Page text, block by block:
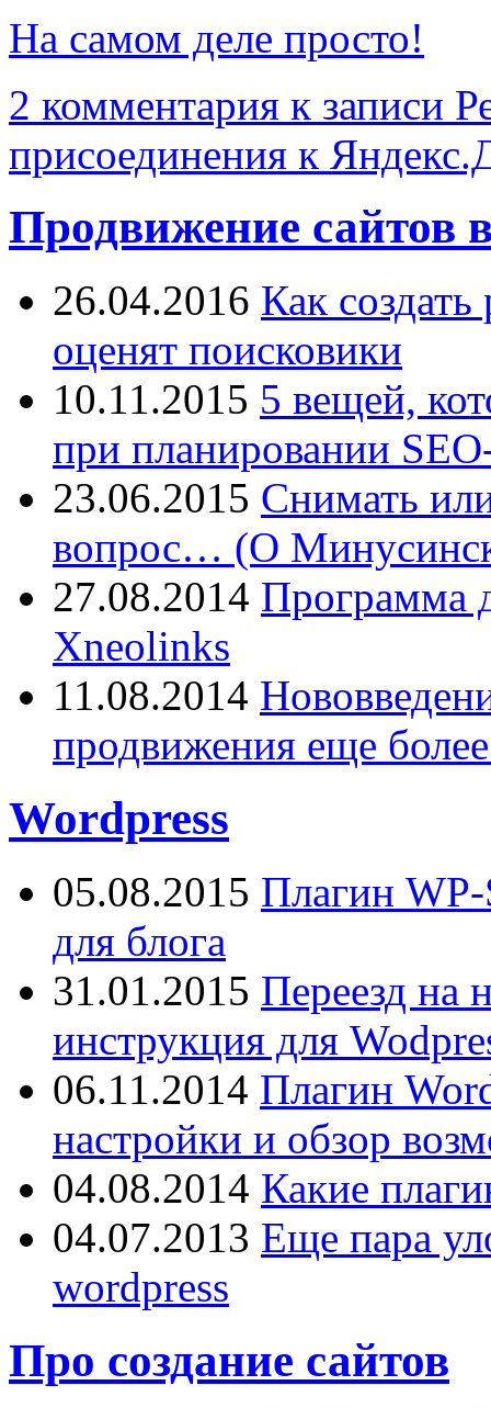
На самом деле просто!
2 комментария к записи
присоединения к
Продвижение сайтов
26.04.2016 Как
оценят поисковики
10.11.2015 5 вещей,
при планировании
23.06.2015 Снимать
вопрос… (О
27.08.2014 Программа
Xneolinks
11.08.2014
продвижения еще
Wordpress
05.08.2015 Плагин WP-
для блога
31.01.2015 Переезд на
инструкция для
06.11.2014 Плагин
настройки и обзор
04.08.2014 Какие
04.07.2013 Еще пара
wordpress
Про создание сайтов